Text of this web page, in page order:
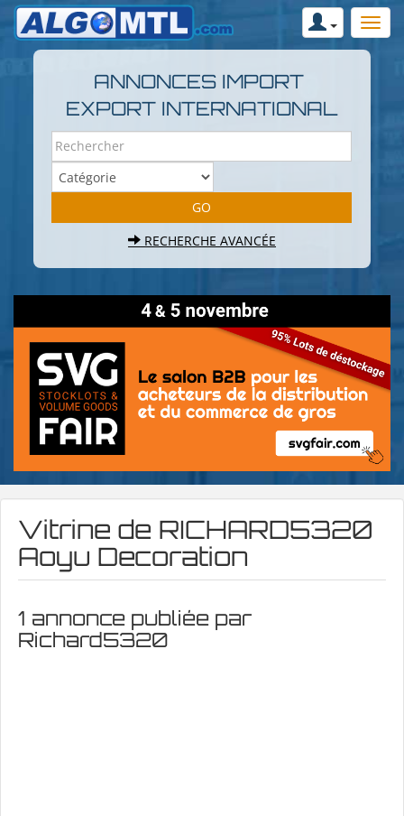
ANNONCES IMPORT
EXPORT INTERNATIONAL
RECHERCHE AVANCÉE
Vitrine de RICHARD5320
Aoyu Decoration
1 annonce publiée par
Richard5320